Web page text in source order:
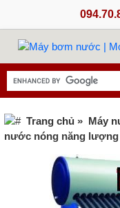
Trang chủ » Máy
nước nóng năng lượng